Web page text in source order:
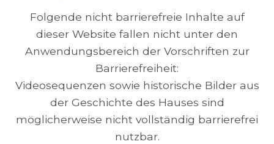
Folgende nicht barrierefreie Inhalte auf
dieser Website fallen nicht unter den
Anwendungsbereich der Vorschriften zur
Barrierefreiheit:
Videosequenzen sowie historische Bilder aus
der Geschichte des Hauses sind
möglicherweise nicht vollständig barrierefrei
nutzbar.